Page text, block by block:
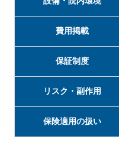
費用掲載
保証制度
リスク・副作用
保険適用の扱い